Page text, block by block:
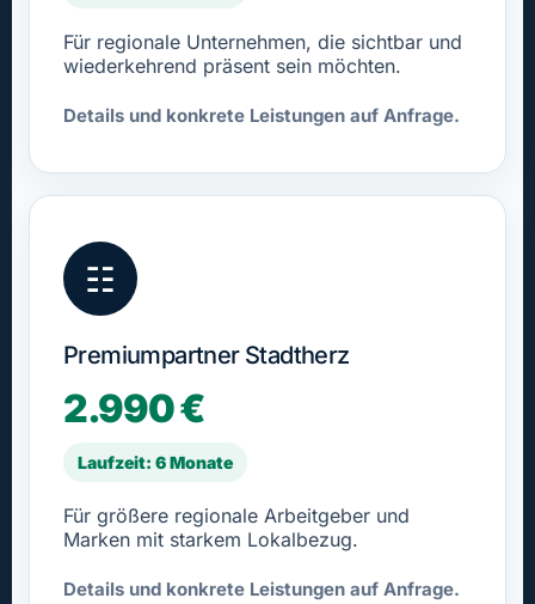
Für regionale Unternehmen, die sichtbar und
wiederkehrend präsent sein möchten.
Details und konkrete Leistungen auf Anfrage.
☷
Premiumpartner Stadtherz
2.990 €
Laufzeit: 6 Monate
Für größere regionale Arbeitgeber und
Marken mit starkem Lokalbezug.
Details und konkrete Leistungen auf Anfrage.